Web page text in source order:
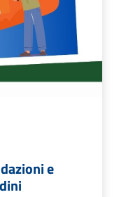
e